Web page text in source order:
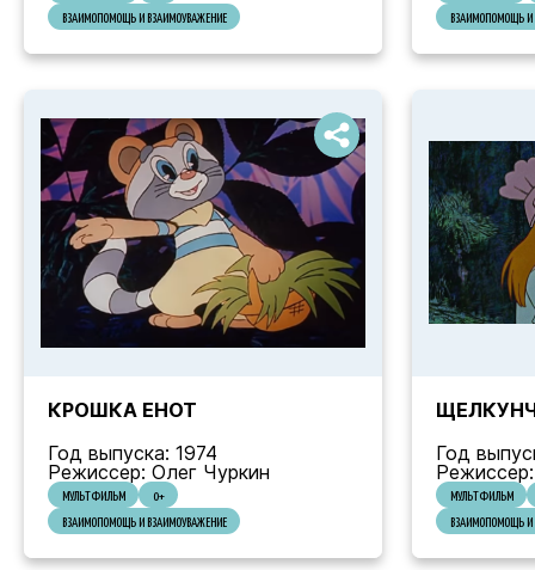
ВЗАИМОПОМОЩЬ И ВЗАИМОУВАЖЕНИЕ
ВЗАИМОПОМОЩЬ И
КРОШКА ЕНОТ
Год выпуска: 1974
Режиссер: Олег Чуркин
МУЛЬТФИЛЬМ
0+
ВЗАИМОПОМОЩЬ И ВЗАИМОУВАЖЕНИЕ
Год
МУЛЬТФИЛЬМ
ВЗАИМОПОМОЩЬ И